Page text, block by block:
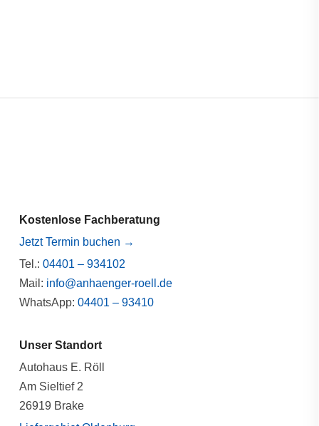
Kostenlose Fachberatung
Jetzt Termin buchen →
Tel.: 04401 – 934102
Mail: info@anhaenger-roell.de
WhatsApp: 04401 – 93410
Unser Standort
Autohaus E. Röll
Am Sieltief 2
26919 Brake